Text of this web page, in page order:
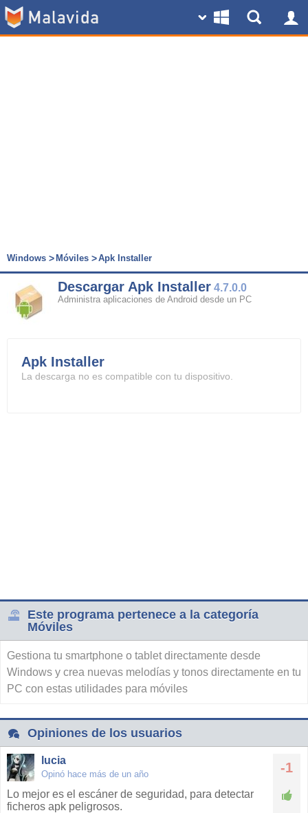
Windows Móviles Apk Installer
Descargar Apk Installer 4.7.0.0
Administra aplicaciones de Android desde un PC
Apk Installer
La descarga no es compatible con tu dispositivo.
Este programa pertenece a la categoría
Móviles
Gestiona tu smartphone o tablet directamente desde
Windows y crea nuevas melodías y tonos directamente en tu
PC con estas utilidades para móviles
Opiniones de los usuarios
lucia
Opinó hace más de un año
Lo mejor es el escáner de seguridad, para detectar
ficheros apk peligrosos.
-1